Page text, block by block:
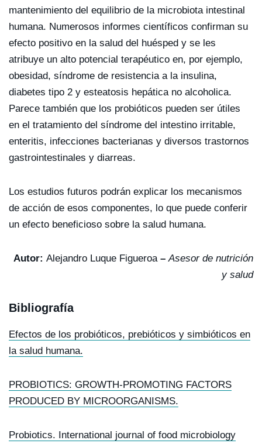
mantenimiento del equilibrio de la microbiota intestinal
humana. Numerosos informes científicos confirman su
efecto positivo en la salud del huésped y se les
atribuye un alto potencial terapéutico en, por ejemplo,
obesidad, síndrome de resistencia a la insulina,
diabetes tipo 2 y esteatosis hepática no alcoholica.
Parece también que los probióticos pueden ser útiles
en el tratamiento del síndrome del intestino irritable,
enteritis, infecciones bacterianas y diversos trastornos
gastrointestinales y diarreas.
Los estudios futuros podrán explicar los mecanismos
de acción de esos componentes, lo que puede conferir
un efecto beneficioso sobre la salud humana.
Autor: Alejandro Luque Figueroa–Asesor de nutrición
y salud
Bibliografía
Efectos de los probióticos, prebióticos y simbióticos en
la salud humana.
PROBIOTICS: GROWTH-PROMOTING FACTORS
PRODUCED BY MICROORGANISMS.
Probiotics. International journal of food microbiology